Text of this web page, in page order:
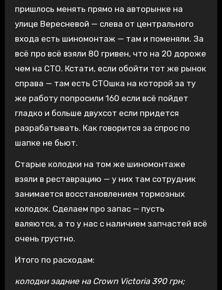
пришлось менять прямо на авторынке на
улице Вересневой — слева от центрального
входа есть шиномонтаж — там и поменяли. За
всё про всё взяли 80 гривен, что на 20 дороже
чем на СТО. Кстати, если обойти тот же рынок
справа — там есть СТОшка на которой за ту
же работу попросили 160 если всё пойдет
гладко и больше двухсот если придется
разрабатывать. Как говорится за спрос по
шапке не бьют.
Старые колодки на том же шиномонтаже
взяли в реставрацию — у них там сотрудник
занимается восстановлением тормозных
колодок. Сделаем про запас — пусть
валяются, а то у нас с наличием запчастей всё
очень грустно.
Итого по расходам:
колодки задние на Crown Victoria 390 грн;